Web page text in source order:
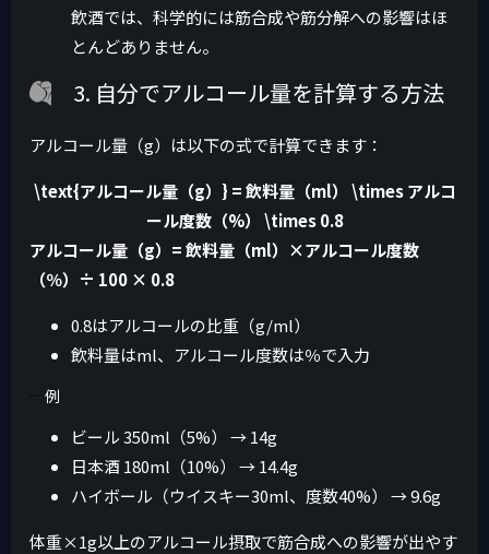
飲酒では、科学的には筋合成や筋分解への影響はほ
とんどありません。
3. 自分でアルコール量を計算する方法
アルコール量（g）は以下の式で計算できます：
\text{アルコール量（g）} = 飲料量（ml） \times アルコ
ール度数（%） \times 0.8
アルコール量（g） =飲料量（ml） ×アルコール度数
（％）÷ 100 × 0.8
0.8はアルコールの比重（g/ml）
飲料量はml、アルコール度数は％で入力
例
ビール 350ml（5%） → 14g
日本酒 180ml（10%） → 14.4g
ハイボール（ウイスキー30ml、度数40%） → 9.6g
体重×1g以上のアルコール摂取で筋合成への影響が出やす